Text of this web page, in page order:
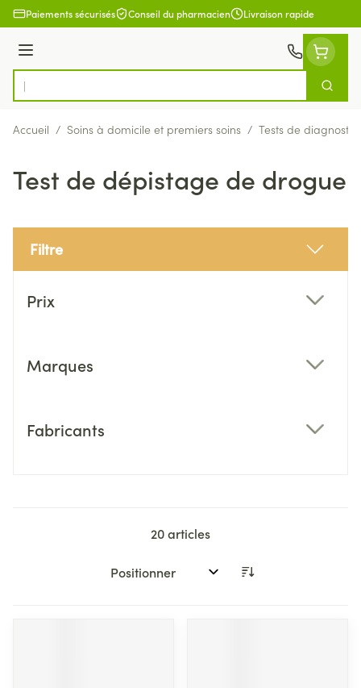
Aller au contenu
Paiements sécurisés Conseil du pharmacien Livraison rapide
Menu
Rechercher
Accueil / Soins à domicile et premiers soins / Tests de diagnostic
Test de dépistage de drogue
Filtre
Prix
Marques
Fabricants
20articles
Trier par: